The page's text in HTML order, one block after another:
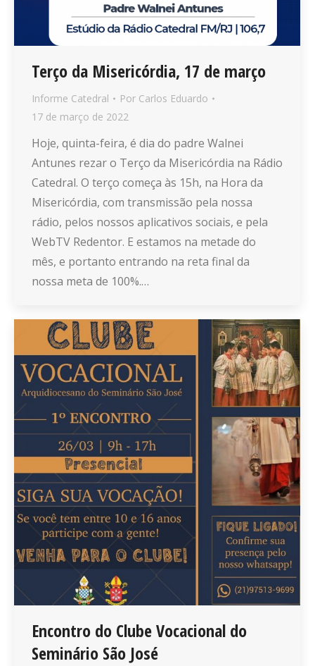
Terço da Misericórdia, 17 de março
Informe Catedral Por Carlos Eduardo
17 de março de 2022
Hoje, quinta-feira, é dia do padre Walnei
Antunes rezar o Terço da Misericórdia na Rádio
Catedral. O terço começa às 15h, na Hora da
Misericórdia, com transmissão pela nossa
rádio, pelos nossos aplicativos sociais, e pela
WebTV Redentor. E estamos na metade do
mês, e portanto entrando na reta final da
nossa meta de 100%.…
Encontro do Clube Vocacional do
Seminário São José